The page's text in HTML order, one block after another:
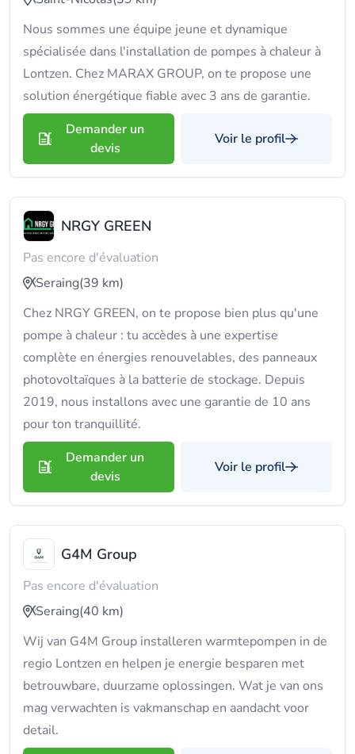
Nous sommes une équipe jeune et dynamique
spécialisée dans l'installation de pompes à chaleur à
Lontzen. Chez MARAX GROUP, on te propose une
solution énergétique fiable avec 3 ans de garantie.
Demander un
devis
Voir le profil
NRGY GREEN
Pas encore d'évaluation
Seraing(39 km)
Chez NRGY GREEN, on te propose bien plus qu'une
pompe à chaleur : tu accèdes à une expertise
complète en énergies renouvelables, des panneaux
photovoltaïques à la batterie de stockage. Depuis
2019, nous installons avec une garantie de 10 ans
pour ton tranquillité.
Demander un
devis
Voir le profil
G4M Group
Pas encore d'évaluation
Seraing(40 km)
Wij van G4M Group installeren warmtepompen in de
regio Lontzen en helpen je energie besparen met
betrouwbare, duurzame oplossingen. Wat je van ons
mag verwachten is vakmanschap en aandacht voor
detail.